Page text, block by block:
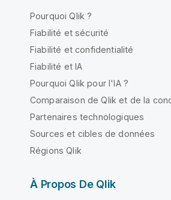
Pourquoi Qlik ?
Fiabilité et sécurité
Fiabilité et confidentialité
Fiabilité et IA
Pourquoi Qlik pour l'IA ?
Comparaison de Qlik et de la
Partenaires technologiques
Sources et cibles de données
Régions Qlik
À Propos De Qlik